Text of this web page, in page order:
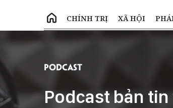
CHÍNH TRỊ XÃ HỘI
Podcast
Podcast bản